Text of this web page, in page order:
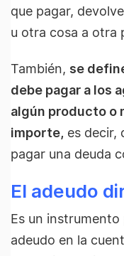
que pagar,
u otra cosa a otra
También, se
debe pagar a los
algún producto o
importe, es decir,
pagar una deuda
El adeudo
Es un
adeudo en la